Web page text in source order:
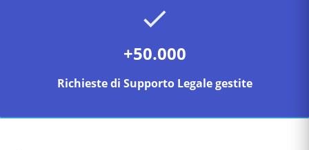
+50.000
Richieste di Supporto Legale gestite